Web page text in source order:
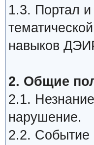
1.3. Портал
навыков
2. Общие
2.1.
нарушение.
2.2. Событие